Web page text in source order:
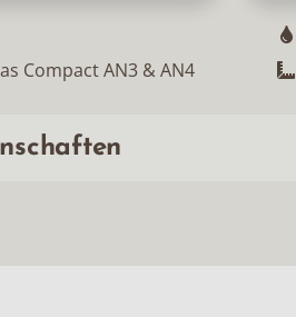
Compact AN3 & AN4